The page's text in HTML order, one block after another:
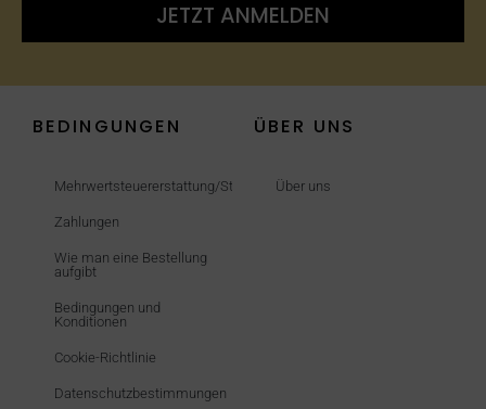
JETZT ANMELDEN
BEDINGUNGEN
Mehrwertsteuererstattung/Steuerfrei
Zahlungen
Wie man eine Bestellung
aufgibt
Bedingungen und
Konditionen
Cookie-Richtlinie
Datenschutzbestimmungen
ÜBER UNS
Über uns